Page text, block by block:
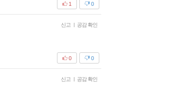
0
1
신고 | 공감 확인
0
0
신고 | 공감 확인